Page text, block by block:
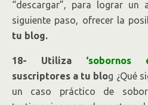
“descargar”, para lograr
siguiente paso, ofrecer la
tu blog.
18- Utiliza ‘sobornos
suscriptores a tu blog ¿Qué
un caso práctico de